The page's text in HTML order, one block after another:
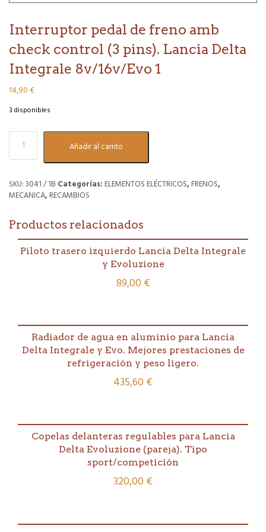
Interruptor pedal de freno amb
check control (3 pins). Lancia Delta
Integrale 8v/16v/Evo 1
14,90€
3 disponibles
Interruptor
pedal
de
amb
check
pins).
Lancia
Delta
Añadir al carrito
SKU:3041 / 1B Categorías: ELEMENTOS ELÉCTRICOS, FRENOS,
MECANICA, RECAMBIOS
Productos relacionados
Piloto trasero izquierdo Lancia Delta Integrale
y Evoluzione
89,00€
Radiador de agua en aluminio para Lancia
Delta Integrale y Evo. Mejores prestaciones de
refrigeración y peso ligero.
435,60€
Copelas delanteras regulables para Lancia
Delta Evoluzione (pareja). Tipo
sport/competición
320,00€